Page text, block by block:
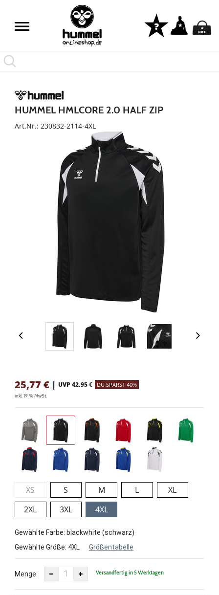
HUMMEL HMLCORE 2.0 HALF ZIP
Art.Nr.: 230832-2114-4XL
25,77 € | UVP 42,95 € DU SPARST 40%
inkl. 19 % MwSt.
XS S M L
XL
2XL
3XL 4XL
Gewählte Farbe: blackwhite (schwarz)
Gewählte Größe: 4XL Größentabelle
Menge Versandfertig in 5 Werktagen